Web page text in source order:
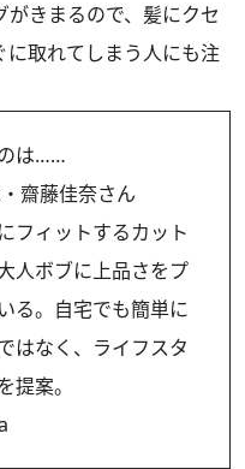
きまるので、髪にクセ
取れてしまう人にも注
は……
齋藤佳奈さん
フィットするカット
人ボブに上品さをプ
る。自宅でも簡単に
はなく、ライフスタ
提案。